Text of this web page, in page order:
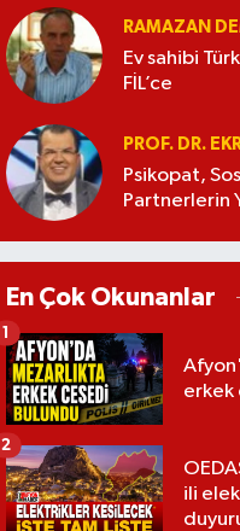
RAMAZAN
Ev sahibi
FİL’ce
PROF. DR.
Psikopat,
Partnerlerin
En Çok Okunanlar
erkek
1
ili
2